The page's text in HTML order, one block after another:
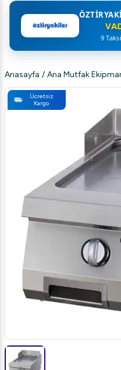
9
Anasayfa / Ana Mutfak
Ücretsiz
Kargo